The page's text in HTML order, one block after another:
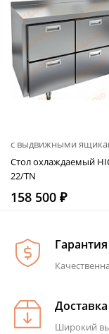
с выдвижными
Стол охлаждаемый
22/TN
158 500 ₽
Гарантия
Доставка
Широкий